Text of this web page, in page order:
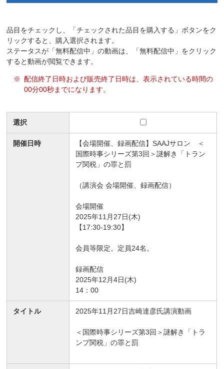
品目をチェックし、「チェックされた品目を購入する」ボタンをク
リックすると、購入選択されます。
ステータスが「無料配信中」の動画は、「無料配信中」をクリック
すると動画が閲覧できます。
※ 配信終了日時および販売終了日時は、表示されている時間の
00分00秒までになります。
選択
開催日時
【会場開催、録画配信】SAAJサロン ＜
国際時事シリーズ第3回＞謎解き「トラン
プ関税」の罪と罰
（講演会 会場開催、録画配信）
会場開催
2025年11月27日(木)
【17:30-19:30】
会員等限定。定員24名。
録画配信
2025年12月4日(木)
14：00
タイトル 2025年11月27日吉崎達彦氏講演動画
＜国際時事シリーズ第3回＞謎解き「トラ
ンプ関税」の罪と罰